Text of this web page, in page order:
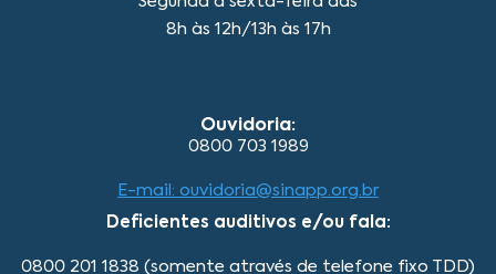
8h às 12h/13h às 17h
Ouvidoria:
0800 703 1989
E-mail: ouvidoria@sinapp.org.br
Deficientes auditivos e/ou fala:
0800 201 1838 (somente através de telefone fixo TDD)